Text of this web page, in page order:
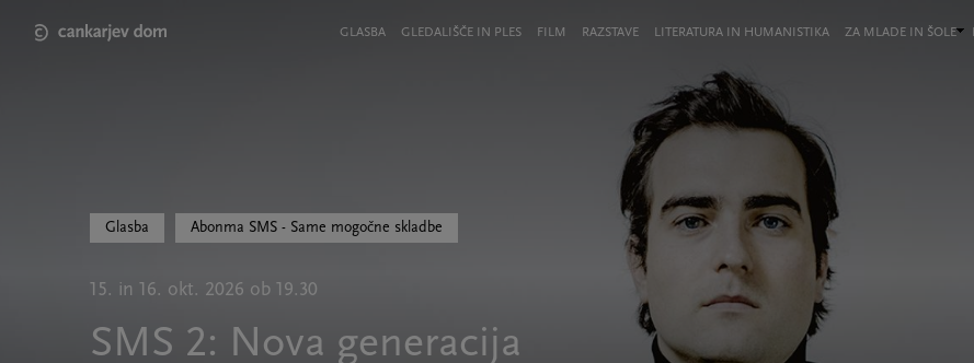
main
MeniGLASBA GLEDALIŠČE IN PLES FILM RAZSTAVE LITERATURA IN HUMANISTIKA ZA MLADE IN ŠOLE
Glasba Abonma SMS - Same mogočne skladbe
15. in 16. okt. 2026 ob 19.30
SMS 2: Nova generacija